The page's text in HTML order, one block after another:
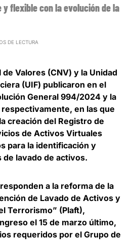
flexible con la evolución de la
DE LECTURA
Valores (CNV) y la Unidad
(UIF) publicaron en el
General 994/2024 y la
en las que
creación del Registro de
de Activos Virtuales
para la identificación y
lavado de activos.
a la reforma de la
de Lavado de Activos y
Terrorismo” (Plaft),
el 15 de marzo último,
requeridos por el Grupo de